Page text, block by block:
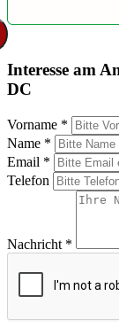
Interesse am
DC
Vorname *
Name *
Email *
Telefon
Nachricht *